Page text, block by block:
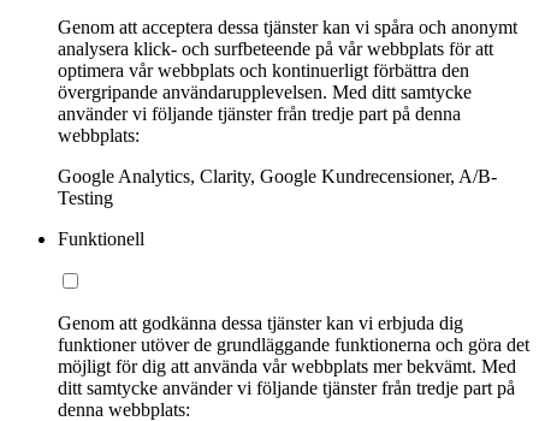
Genom att acceptera dessa tjänster kan vi spåra och anonymt
analysera klick- och surfbeteende på vår webbplats för att
optimera vår webbplats och kontinuerligt förbättra den
övergripande användarupplevelsen. Med ditt samtycke
använder vi följande tjänster från tredje part på denna
webbplats:
Google Analytics, Clarity, Google Kundrecensioner, A/B-
Testing
Funktionell
Genom att godkänna dessa tjänster kan vi erbjuda dig
funktioner utöver de grundläggande funktionerna och göra det
möjligt för dig att använda vår webbplats mer bekvämt. Med
ditt samtycke använder vi följande tjänster från tredje part på
denna webbplats: